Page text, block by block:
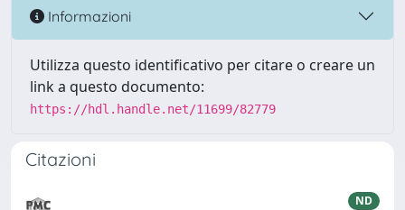
Informazioni
Utilizza questo identificativo per citare o creare un
link a questo documento:
https://hdl.handle.net/11699/82779
Citazioni
ND